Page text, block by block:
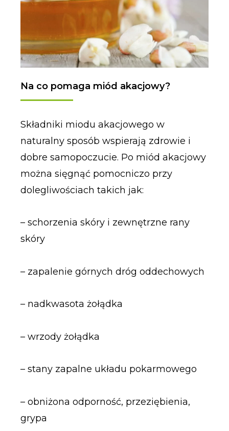
Na co pomaga miód akacjowy?
Składniki miodu akacjowego w
naturalny sposób wspierają zdrowie i
dobre samopoczucie. Po miód akacjowy
można sięgnąć pomocniczo przy
dolegliwościach takich jak:
– schorzenia skóry i zewnętrzne rany
skóry
– zapalenie górnych dróg oddechowych
– nadkwasota żołądka
– wrzody żołądka
– stany zapalne układu pokarmowego
– obniżona odporność, przeziębienia,
grypa